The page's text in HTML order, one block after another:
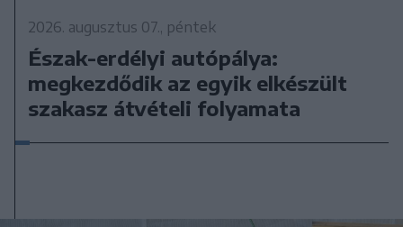
2026. augusztus 07., péntek
Észak-erdélyi autópálya:
megkezdődik az egyik elkészült
szakasz átvételi folyamata